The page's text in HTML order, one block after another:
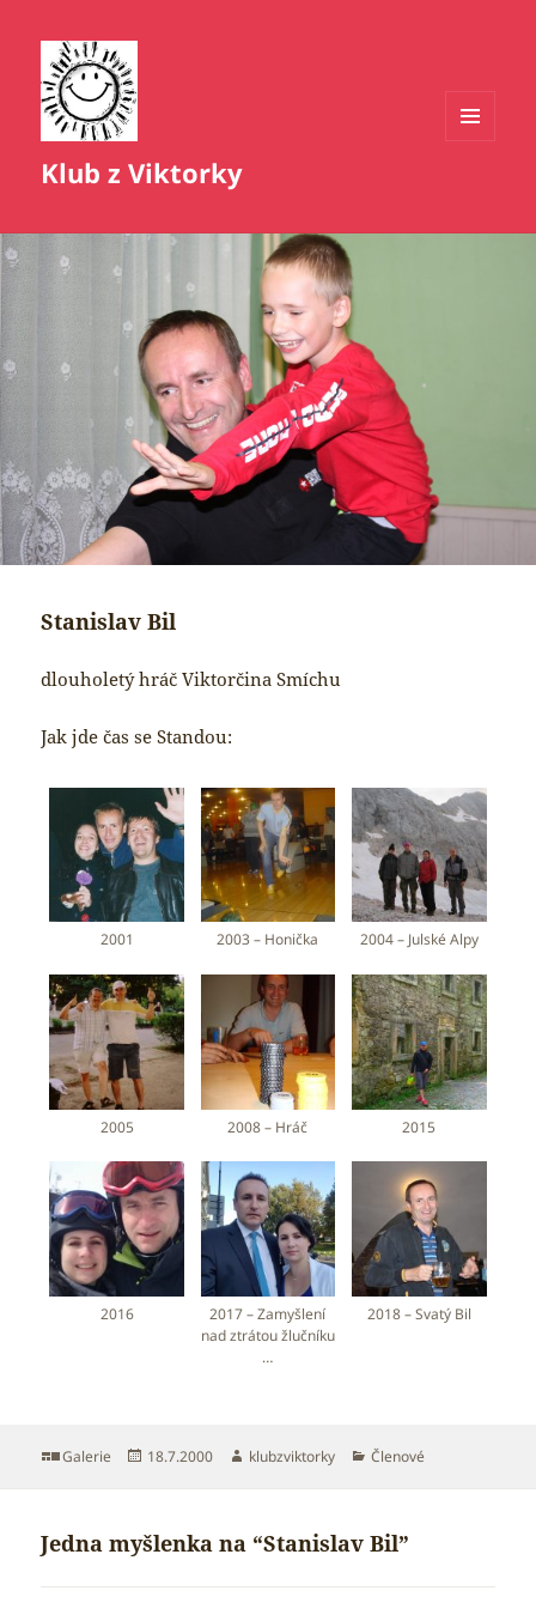
Klub z Viktorky
Stanislav Bil
dlouholetý hráč Viktorčina Smíchu
Jak jde čas se Standou:
2001 2003 – Honička 2004 – Julské Alpy
2005 2008 – Hráč 2015
2016
2017 – Zamyšlení
nad ztrátou žlučníku
…
2018 – Svatý Bil
Formát:
Galerie Publikováno:
18.7.2000 Autor:
klubzviktorky Rubriky:
Členové
Jedna myšlenka na “Stanislav Bil”